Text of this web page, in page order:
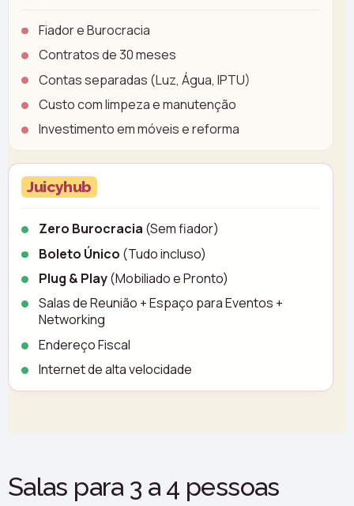
Fiador e Burocracia
Contratos de 30 meses
Contas separadas (Luz, Água, IPTU)
Custo com limpeza e manutenção
Investimento em móveis e reforma
Juicyhub
Zero Burocracia (Sem fiador)
Boleto Único (Tudo incluso)
Plug & Play(Mobiliado e Pronto)
Salas de Reunião + Espaço para Eventos +
Networking
Endereço Fiscal
Internet de alta velocidade
Salas para 3 a 4 pessoas